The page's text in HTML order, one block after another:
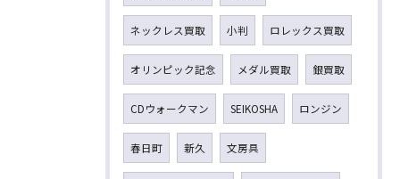
ネックレス買取 小判 ロレックス買取
オリンピック記念 メダル買取 銀買取
CDウォークマン SEIKOSHA ロンジン
春日町 新久 文房具